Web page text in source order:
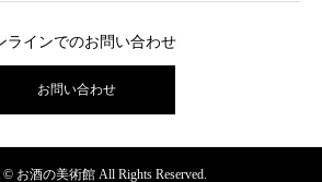
ラインでのお問い合わせ
お問い合わせ
© お酒の美術館 All Rights Reserved.